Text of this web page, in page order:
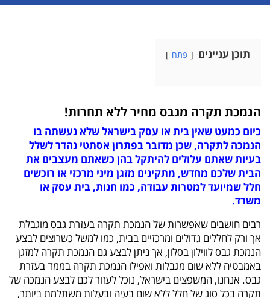
תוכן עניינים פתח
הנמכת תקרה מגבס מחיר ללא תחרות!
כיום כמעט שאין בית או עסק בישראל שלא נעשתה בו
הנמכה לתקרה, שכן מדובר בפתרון אסתטי נהדר לשלל
בעיות שאתם עלולים להיתקל בהן כשאתם מעצבים את
הבית שלכם מחדש, מתקינים מזגן מיני מרכזי או רוכשים
חלל שמיועד למטרות עבודה, כמו חנות, בית עסק או
משרד.
רבים חושבים שאפשרות של הנמכת תקרה בעזרת גבס מוגבלת
אך ורק לחללים גדולים ומרכזיים בבית, כמו למשל כשרוצים לבצע
הנמכת גבס לווילון בסלון, אך ניתן לבצע גם הנמכת תקרה למזגן
באמבטיה ללא שום מגבלות ואפילו הנמכת תקרה בממד בעזרת
גבס. אנחנו, המשפצים בישראל, נוכל לעזור לכם לבצע הנמכה של
תקרה בכל סוג של חלל ללא שום בעיה ובעלות משתלמת ביותר,